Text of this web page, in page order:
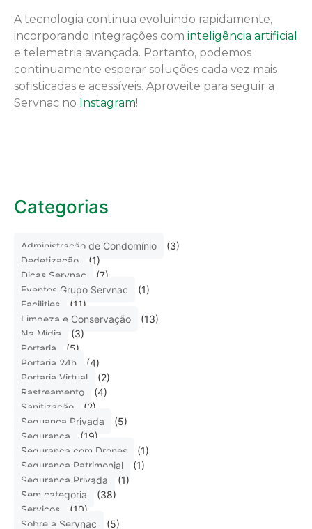
A tecnologia continua evoluindo rapidamente,
incorporando integrações com inteligência artificial
e telemetria avançada. Portanto, podemos
continuamente esperar soluções cada vez mais
sofisticadas e acessíveis. Aproveite para seguir a
Servnac no Instagram!
Categorias
Administração de Condomínio
(3)
Dedetização
(1)
Dicas Servnac
(7)
Eventos Grupo Servnac
(1)
Facilities
(11)
Limpeza e Conservação
(13)
Na Mídia
(3)
Portaria
(5)
Portaria 24h
(4)
Portaria Virtual
(2)
Rastreamento
(4)
Sanitização
(2)
Seguança Privada
(5)
Segurança
(19)
Segurança com Drones
(1)
Segurança Patrimonial
(1)
Segurança Privada
(1)
Sem categoria
(38)
Serviços
(10)
Sobre a Servnac
(5)